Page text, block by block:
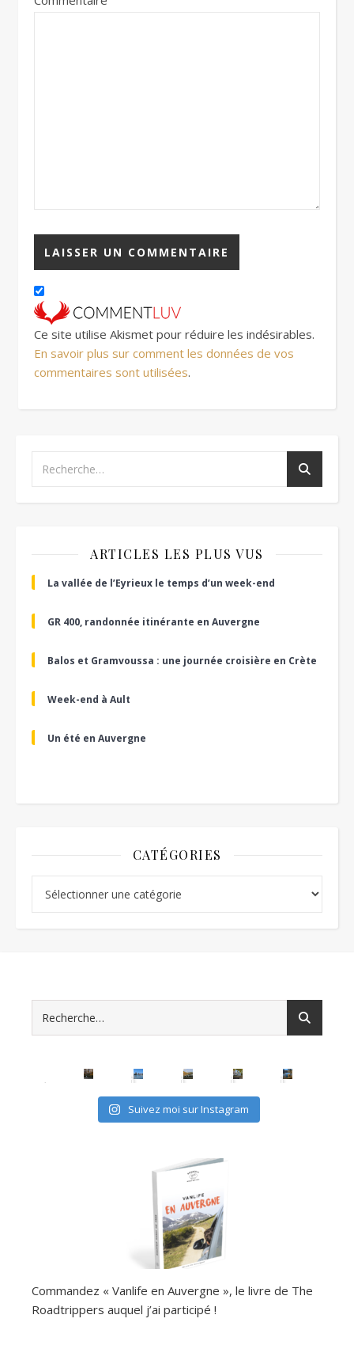
Ce site utilise Akismet pour réduire les indésirables.
En savoir plus sur comment les données de vos
commentaires sont utilisées.
ARTICLES LES PLUS VUS
La vallée de l’Eyrieux le temps d’un week-end
GR 400, randonnée itinérante en Auvergne
Balos et Gramvoussa : une journée croisière en Crète
Week-end à Ault
Un été en Auvergne
CATÉGORIES
Suivez moi sur Instagram
Commandez « Vanlife en Auvergne », le livre de The
Roadtrippers auquel j’ai participé !